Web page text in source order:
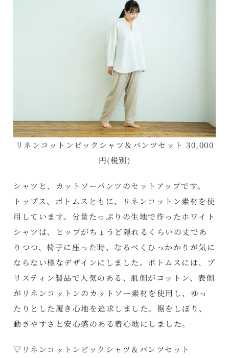
リネンコットンビックシャツ＆パンツセット 30,000
円(税別)
シャツと、カットソーパンツのセットアップです。
トップス、ボトムスともに、リネンコットン素材を使
用しています。分量たっぷりの生地で作ったホワイト
シャツは、ヒップがちょうど隠れるくらいの丈であ
りつつ、椅子に座った時、なるべくひっかかりが気に
ならない様なデザインにしました。ボトムスには、プ
リスティン製品で人気のある、肌側がコットン、表側
がリネンコットンのカットソー素材を使用し、ゆっ
たりとした履き心地を追求しました。裾をしぼり、
動きやすさと安心感のある着心地にしました。
▽リネンコットンビックシャツ＆パンツセット